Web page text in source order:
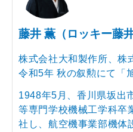
藤井 薫（ロッキー藤井
株式会社大和製作所、株
令和5年 秋の叙勲にて「
1948年5月、香川県坂出
等専門学校機械工学科卒
社し、航空機事業部機体